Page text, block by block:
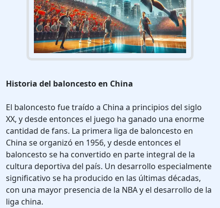
Historia del baloncesto en China
El baloncesto fue traído a China a principios del siglo
XX, y desde entonces el juego ha ganado una enorme
cantidad de fans. La primera liga de baloncesto en
China se organizó en 1956, y desde entonces el
baloncesto se ha convertido en parte integral de la
cultura deportiva del país. Un desarrollo especialmente
significativo se ha producido en las últimas décadas,
con una mayor presencia de la NBA y el desarrollo de la
liga china.